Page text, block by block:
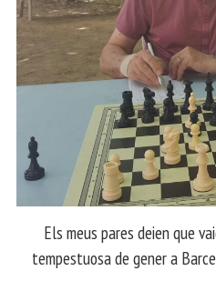
Els meus pares deien que
tempestuosa de gener a